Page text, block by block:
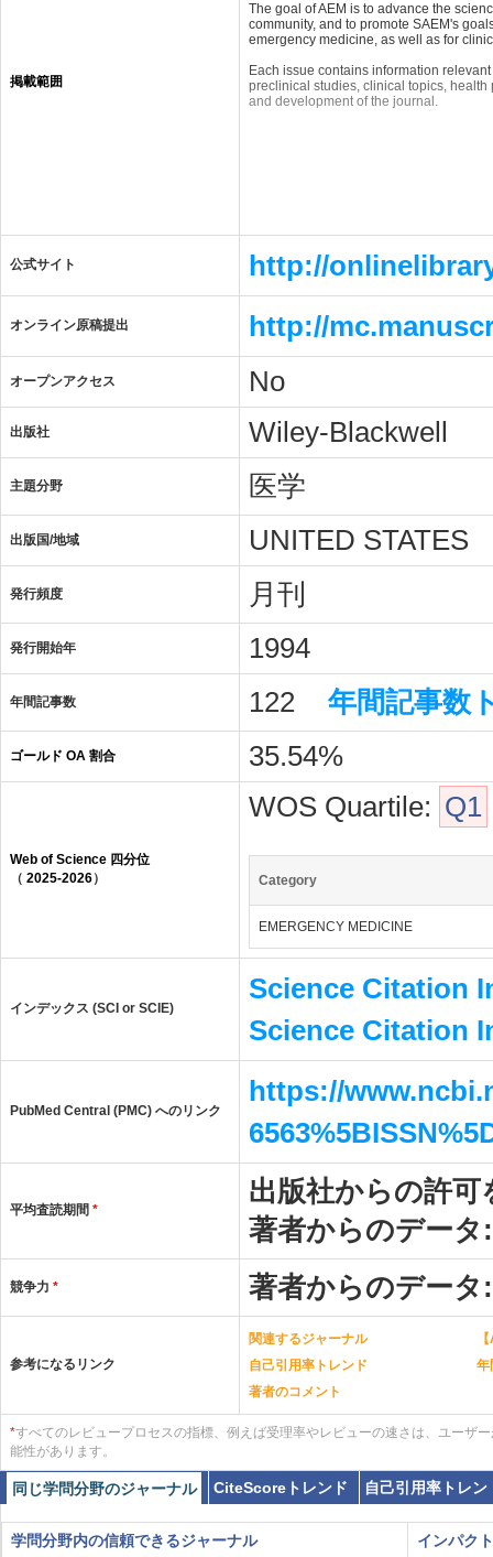
掲載範囲
The goal of AEM is to advance the
community, and to promote SAEM's
emergency medicine, as well as for
Each issue contains information
preclinical studies, clinical topics, health
and development of the journal.
公式サイト http://
オンライン原稿提出 http://
オープンアクセス No
出版社 Wiley-Blackwell
主題分野 医学
出版国/地域 UNITED STATES
発行頻度 月刊
発行開始年 1994
年間記事数 122 年間記事数
ゴールド OA 割合 35.54%
Web of Science 四分位
（ 2025-2026）
WOS Quartile: Q1
Category
EMERGENCY MEDICINE
インデックス (SCI or SCIE)
Science Citation
Science Citation
PubMed Central (PMC) へのリンク
https://
平均査読期間 *
出版社からの許
著者からのデー
競争力 * 著者からのデー
参考になるリンク
関連するジャーナル
自己引用率トレンド
年
著者のコメント
*すべてのレビュープロセスの指標、例えば受理率やレビューの速さは、ユーザ
能性があります。
同じ学問分野のジャーナル CiteScoreトレンド 自己引用率トレン
学問分野内の信頼できるジャーナル インパク